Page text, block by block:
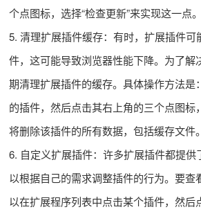
个点图标，选择“检查更新”来实现这一点。
5. 清理扩展插件缓存：有时，扩展插件
件，这可能导致浏览器性能下降。为了解
期清理扩展插件的缓存。具体操作方法是
的插件，然后点击其右上角的三个点图标
将删除该插件的所有数据，包括缓存文件。
6. 自定义扩展插件：许多扩展插件都提
以根据自己的需求调整插件的行为。要查
以在扩展程序列表中点击某个插件，然后